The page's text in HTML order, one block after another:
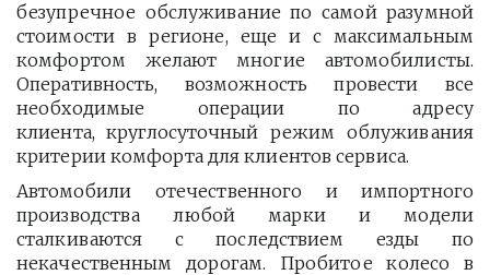
безупречное обслуживание по самой разумной
стоимости в регионе, еще и с максимальным
комфортом желают многие автомобилисты.
Оперативность, возможность провести все
необходимые операции по адресу
клиента, круглосуточный режим облуживания
критерии комфорта для клиентов сервиса.
Автомобили отечественного и импортного
производства любой марки и модели
сталкиваются с последствием езды по
некачественным дорогам. Пробитое колесо в